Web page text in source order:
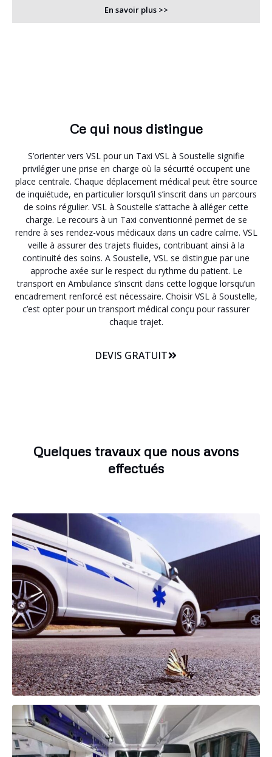
En savoir plus >>
Ce qui nous distingue
S’orienter vers VSL pour un Taxi VSL à Soustelle signifie
privilégier une prise en charge où la sécurité occupent une
place centrale. Chaque déplacement médical peut être source
de inquiétude, en particulier lorsqu’il s’inscrit dans un parcours
de soins régulier. VSL à Soustelle s’attache à alléger cette
charge. Le recours à un Taxi conventionné permet de se
rendre à ses rendez-vous médicaux dans un cadre calme. VSL
veille à assurer des trajets fluides, contribuant ainsi à la
continuité des soins. A Soustelle, VSL se distingue par une
approche axée sur le respect du rythme du patient. Le
transport en Ambulance s’inscrit dans cette logique lorsqu’un
encadrement renforcé est nécessaire. Choisir VSL à Soustelle,
c’est opter pour un transport médical conçu pour rassurer
chaque trajet.
DEVIS GRATUIT
Quelques travaux que nous avons
effectués